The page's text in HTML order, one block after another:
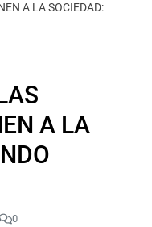
A LA SOCIEDAD:
A LA
0